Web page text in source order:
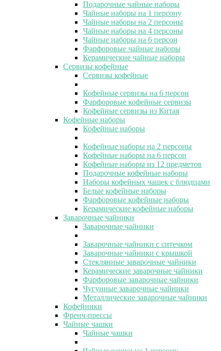
Подарочные чайные наборы
Чайные наборы на 1 персону
Чайные наборы на 2 персоны
Чайные наборы на 4 персоны
Чайные наборы на 6 персон
Фарфоровые чайные наборы
Керамические чайные наборы
Сервизы кофейные
Сервизы кофейные
Кофейные сервизы на 6 персон
Фарфоровые кофейные сервизы
Кофейные сервизы из Китая
Кофейные наборы
Кофейные наборы
Кофейные наборы на 2 персоны
Кофейные наборы на 6 персон
Кофейные наборы из 12 предметов
Подарочные кофейные наборы
Наборы кофейных чашек с блюдцами
Белые кофейные наборы
Фарфоровые кофейные наборы
Керамические кофейные наборы
Заварочные чайники
Заварочные чайники
Заварочные чайники с ситечком
Заварочные чайники с крышкой
Стеклянные заварочные чайники
Керамические заварочные чайники
Фарфоровые заварочные чайники
Чугунные заварочные чайники
Металлические заварочные чайники
Кофейники
Френч-прессы
Чайные чашки
Чайные чашки